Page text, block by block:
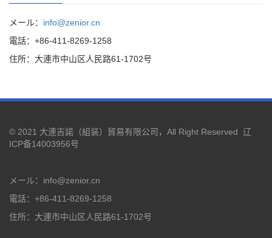
メール： info@zenior.cn
電話：+86-411-8269-1258
住所：大連市中山区人民路61-1702号
© 2021 大連吉諾（組装）貿易有限公司， All Right Reserved 辽
ICP备14003956号
メール： info@zenior.cn
電話：+86-411-8269-1258
住所：大連市中山区人民路61-1702号